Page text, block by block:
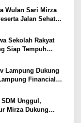
di Sumatera
Wulan Sari Mirza
Jalan Sehat
dan Bahagia
Sekolah Rakyat
Siap Tempuh
Generasi
Lampung Dukung
Financial
Generasi Muda
SDM Unggul,
Mirza Dukung